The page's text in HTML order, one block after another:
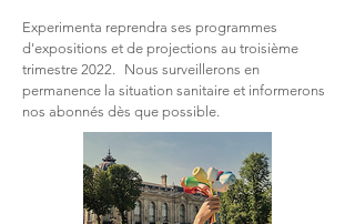
Experimenta reprendra ses programmes
d'expositions et de projections au troisième
trimestre 2022. Nous surveillerons en
permanence la situation sanitaire et informerons
nos abonnés dès que possible.